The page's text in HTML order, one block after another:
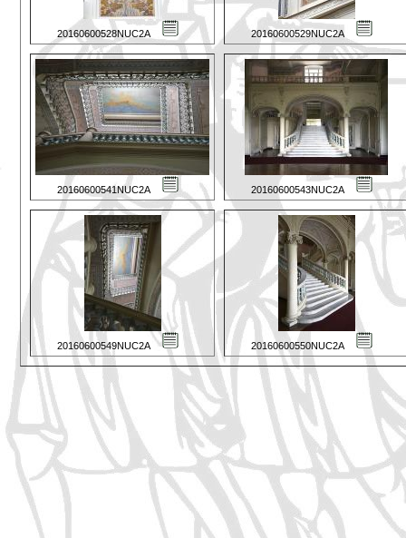
20160600528NUC2A 20160600529NUC2A
20160600541NUC2A 20160600543NUC2A
20160600549NUC2A 20160600550NUC2A